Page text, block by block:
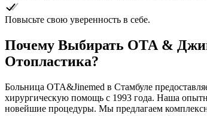
Повысьте свою уверенность в себе.
Почему Выбирать ОТА &
Отопластика?
Больница OTA&Jinemed в Стамбуле
хирургическую помощь с 1993 года. Наша
новейшие процедуры. Мы предлагаем